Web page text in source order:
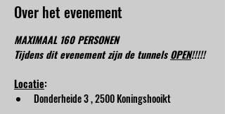
Over het evenement
MAXIMAAL 160 PERSONEN
Tijdens dit evenement zijn de tunnels OPEN!!!!!
Locatie:
Donderheide 3 , 2500 Koningshooikt